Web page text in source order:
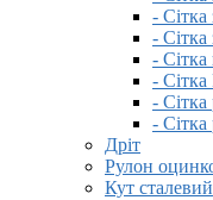
-
-
-
-
-
-
Дріт
Рулон
Кут сталевий